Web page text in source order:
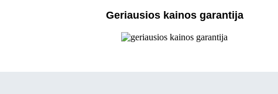
Geriausios kainos garantija